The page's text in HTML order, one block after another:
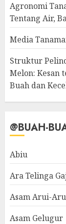
Agronomi
Tentang Air,
Media
Struktur
Melon: Kesan
Buah dan
@BUAH-
Abiu
Ara Telinga
Asam Arui-
Asam Gelugur